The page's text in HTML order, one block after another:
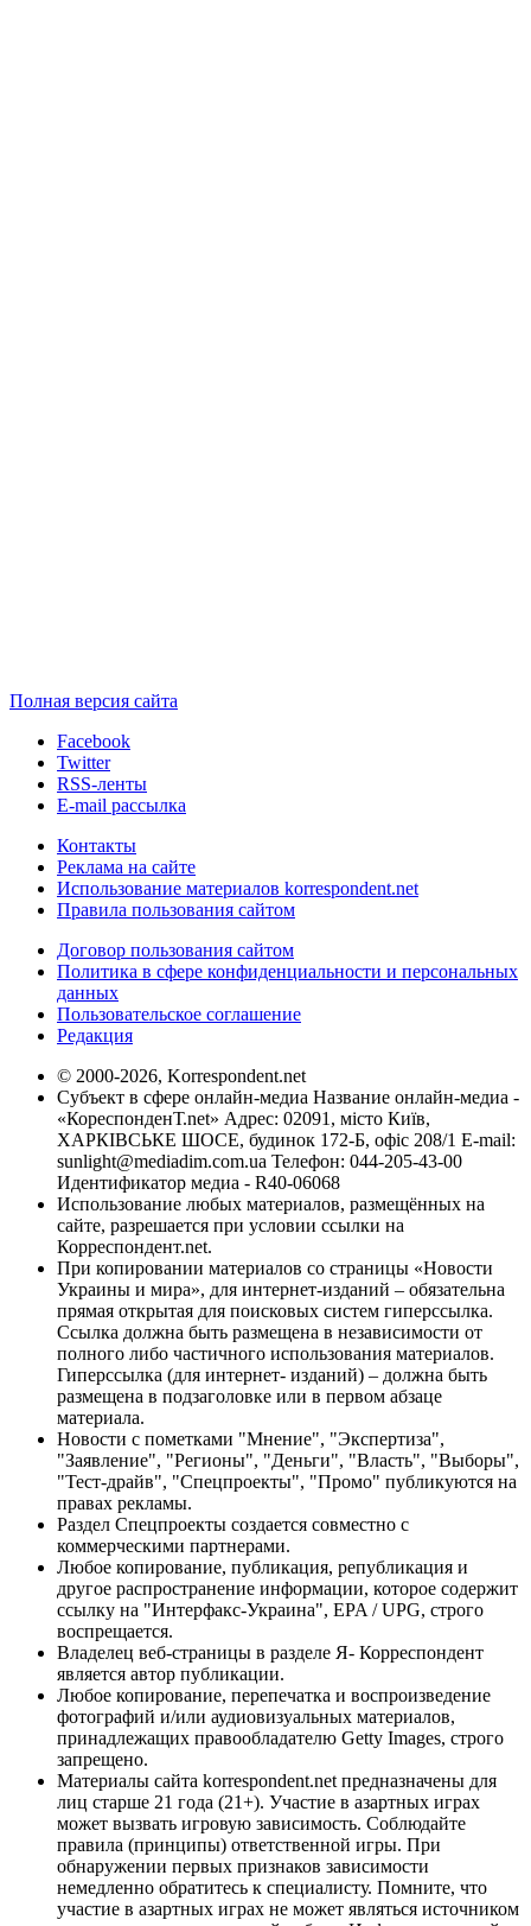
Полная версия сайта
Facebook
Twitter
RSS-ленты
E-mail рассылка
Контакты
Реклама на сайте
Использование материалов korrespondent.net
Правила пользования сайтом
Договор пользования сайтом
Политика в сфере конфиденциальности и персональных
данных
Пользовательское соглашение
Редакция
© 2000-2026, Korrespondent.net
Субъект в сфере онлайн-медиа Название онлайн-медиа -
«КореспонденТ.net» Адрес: 02091, місто Київ,
ХАРКІВСЬКЕ ШОСЕ, будинок 172-Б, офіс 208/1 E-mail:
sunlight@mediadim.com.ua Телефон: 044-205-43-00
Идентификатор медиа - R40-06068
Использование любых материалов, размещённых на
сайте, разрешается при условии ссылки на
Корреспондент.net.
При копировании материалов со страницы «Новости
Украины и мира», для интернет-изданий – обязательна
прямая открытая для поисковых систем гиперссылка.
Ссылка должна быть размещена в независимости от
полного либо частичного использования материалов.
Гиперссылка (для интернет- изданий) – должна быть
размещена в подзаголовке или в первом абзаце
материала.
Новости с пометками "Мнение", "Экспертиза",
"Заявление", "Регионы", "Деньги", "Власть", "Выборы",
"Тест-драйв", "Спецпроекты", "Промо" публикуются на
правах рекламы.
Раздел Спецпроекты создается совместно с
коммерческими партнерами.
Любое копирование, публикация, републикация и
другое распространение информации, которое содержит
ссылку на "Интерфакс-Украина", EPA / UPG, строго
воспрещается.
Владелец веб-страницы в разделе Я- Корреспондент
является автор публикации.
Любое копирование, перепечатка и воспроизведение
фотографий и/или аудиовизуальных материалов,
принадлежащих правообладателю Getty Images, строго
запрещено.
Материалы сайта korrespondent.net предназначены для
лиц старше 21 года (21+). Участие в азартных играх
может вызвать игровую зависимость. Соблюдайте
правила (принципы) ответственной игры. При
обнаружении первых признаков зависимости
немедленно обратитесь к специалисту. Помните, что
участие в азартных играх не может являться источником